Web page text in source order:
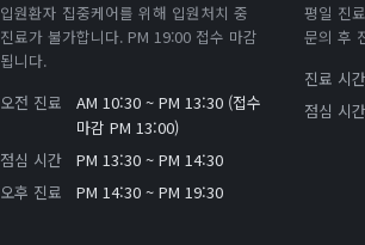
입원환자 집중케어를 위해 입원처치 중
진료가 불가합니다. PM 19:00 접수 마감
됩니다.
오전 진료
AM 10:30 ~ PM 13:30 (접수
마감 PM 13:00)
점심 시간
PM 13:30 ~ PM 14:30
오후 진료
PM 14:30 ~ PM 19:30
평일 진
문의 후
진료 시간
점심 시간